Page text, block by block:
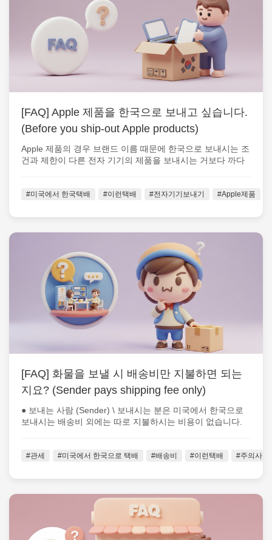
[FAQ] Apple 제품을 한국으로 보내고 싶습니다.
(Before you ship-out Apple products)
Apple 제품의 경우 브랜드 이름 때문에 한국으로 보내시는 조
건과 제한이 다른 전자 기기의 제품을 보내시는 거보다 까다
#미국에서 한국택배 #이런택배 #전자기기보내기 #Apple제품
[FAQ] 화물을 보낼 시 배송비만 지불하면 되는
지요? (Sender pays shipping fee only)
● 보내는 사람 (Sender) \ 보내시는 분은 미국에서 한국으로
보내시는 배송비 외에는 따로 지불하시는 비용이 없습니다.
#관세 #미국에서 한국으로 택배 #배송비 #이런택배 #주의사항